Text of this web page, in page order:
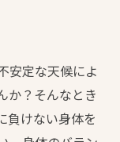
安定な天候によ
か？そんなとき
負けない身体を